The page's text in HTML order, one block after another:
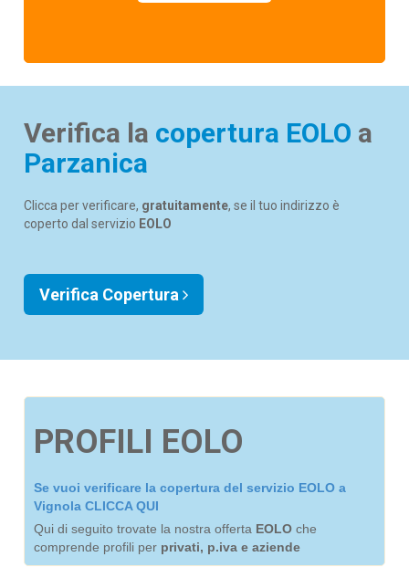
Verifica la copertura EOLO a
Parzanica
Clicca per verificare, gratuitamente, se il tuo indirizzo è
coperto dal servizio EOLO
Verifica Copertura
PROFILI EOLO
Se vuoi verificare la copertura del servizio EOLO a
Vignola CLICCA QUI
Qui di seguito trovate la nostra offerta EOLO che
comprende profili per privati, p.iva e aziende